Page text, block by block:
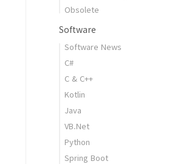
Obsolete
Software
Software News
C#
C & C++
Kotlin
Java
VB.Net
Python
Spring Boot